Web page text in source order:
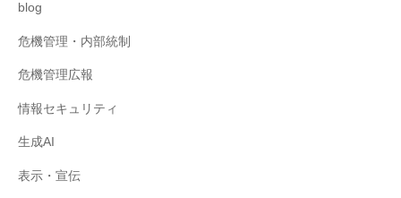
blog
危機管理・内部統制
危機管理広報
情報セキュリティ
生成AI
表示・宣伝